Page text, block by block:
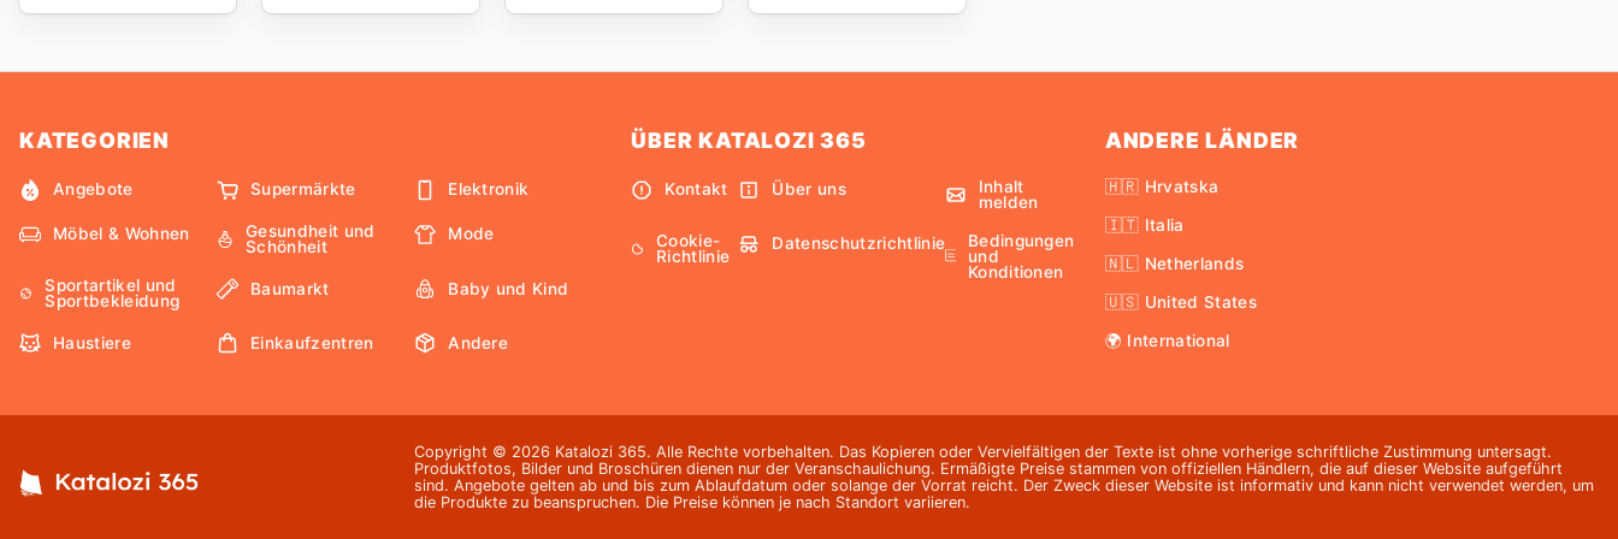
KATEGORIEN
Angebote Supermärkte Elektronik
Möbel & Wohnen
Gesundheit und
Schönheit
Mode
Sportartikel und
Sportbekleidung
Baumarkt Baby und Kind
Haustiere Einkaufzentren Andere
ÜBER KATALOZI 365
Kontakt Über uns
Inhalt
melden
Cookie-
Richtlinie
Datenschutzrichtlinie
Bedingungen
und
Konditionen
ANDERE LÄNDER
🇭🇷 Hrvatska
🇮🇹 Italia
🇳🇱 Netherlands
🇺🇸 United States
🌍 International
Copyright © 2026 Katalozi 365. Alle Rechte vorbehalten. Das Kopieren oder Vervielfältigen der Texte ist ohne vorherige schriftliche Zustimmung untersagt.
Produktfotos, Bilder und Broschüren dienen nur der Veranschaulichung. Ermäßigte Preise stammen von offiziellen Händlern, die auf dieser Website aufgeführt
sind. Angebote gelten ab und bis zum Ablaufdatum oder solange der Vorrat reicht. Der Zweck dieser Website ist informativ und kann nicht verwendet werden, um
die Produkte zu beanspruchen. Die Preise können je nach Standort variieren.